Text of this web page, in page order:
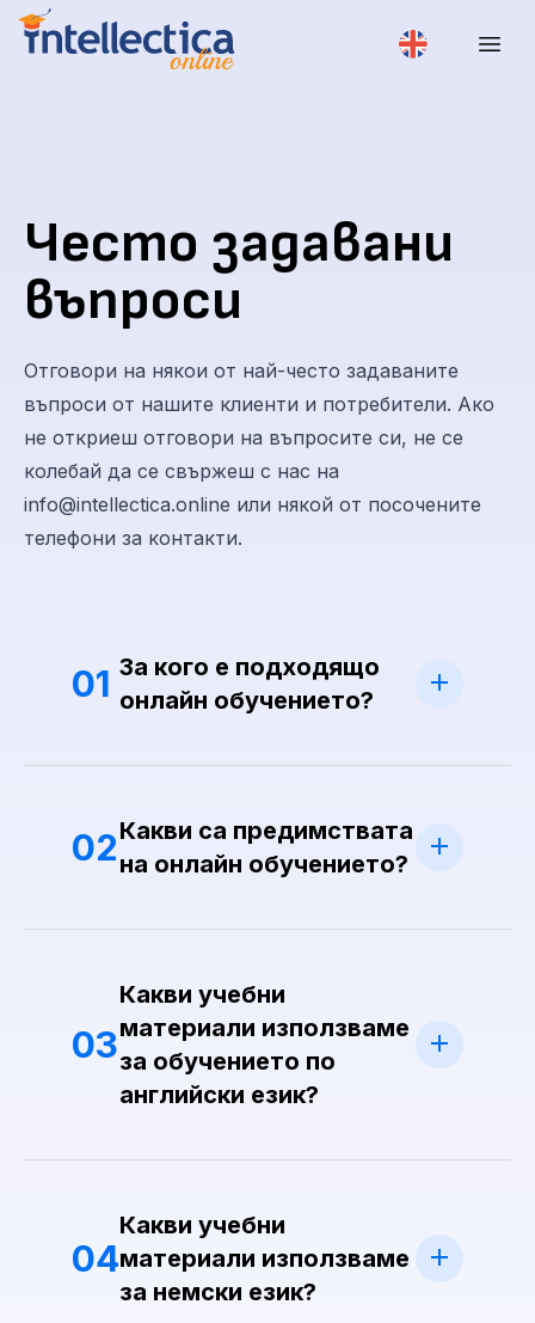
Често задавани
въпроси
Отговори на някои от най-често задаваните
въпроси от нашите клиенти и потребители. Ако
не откриеш отговори на въпросите си, не се
колебай да се свържеш с нас на
info@intellectica.online или някой от посочените
телефони за контакти.
01 За кого е подходящо
онлайн обучението?
02Какви са предимствата
на онлайн обучението?
03
Какви учебни
материали използваме
за обучението по
английски език?
04
Какви учебни
материали използваме
за немски език?